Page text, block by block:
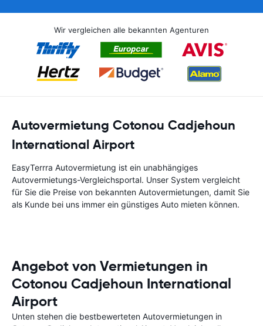
Wir vergleichen alle bekannten Agenturen
Autovermietung Cotonou Cadjehoun
International Airport
EasyTerrra Autovermietung ist ein unabhängiges
Autovermietungs-Vergleichsportal. Unser System vergleicht
für Sie die Preise von bekannten Autovermietungen, damit Sie
als Kunde bei uns immer ein günstiges Auto mieten können.
Angebot von Vermietungen in
Cotonou Cadjehoun International
Airport
Unten stehen die bestbewerteten Autovermietungen in